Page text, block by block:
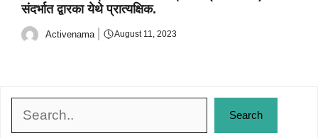
संदर्भात द्वारका येथे प्रात्यक्षिक.
Activenama August 11, 2023
Search
Search